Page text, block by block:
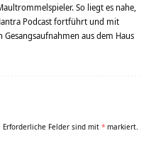
So liegt es nahe,
Podcast fortführt und mit
aus dem Haus
Erforderliche Felder sind mit * markiert.